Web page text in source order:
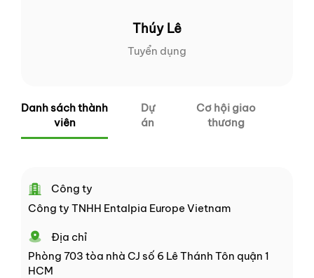
Thúy Lê
Tuyển dụng
Danh sách thành
viên
Dự
án
Cơ hội giao
thương
Công ty
Công ty TNHH Entalpia Europe Vietnam
Địa chỉ
Phòng 703 tòa nhà CJ số 6 Lê Thánh Tôn quận 1
HCM